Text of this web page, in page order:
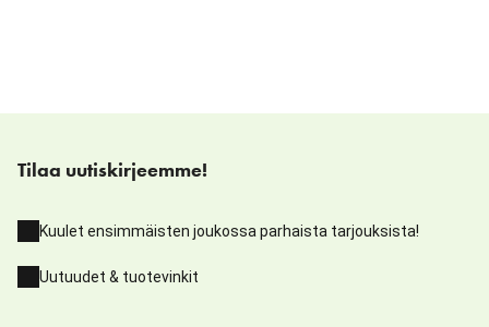
Tilaa uutiskirjeemme!
Kuulet ensimmäisten joukossa parhaista tarjouksista!
Uutuudet & tuotevinkit